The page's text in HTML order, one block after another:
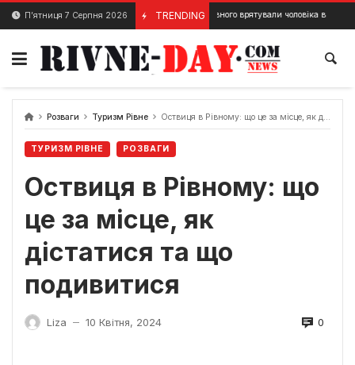
Skip
content
П’ятниця 7 Серпня 2026 TRENDING
28 Березня, 2024 Медики Рівного врятували чоловіка в якого зупинилось
Розваги Туризм Рівне Оствиця в Рівному: що це за місце, як дістатися та що подивитися
ТУРИЗМ РІВНЕ РОЗВАГИ
Оствиця в Рівному: що
це за місце, як
дістатися та що
подивитися
Liza — 10 Квітня, 2024 0